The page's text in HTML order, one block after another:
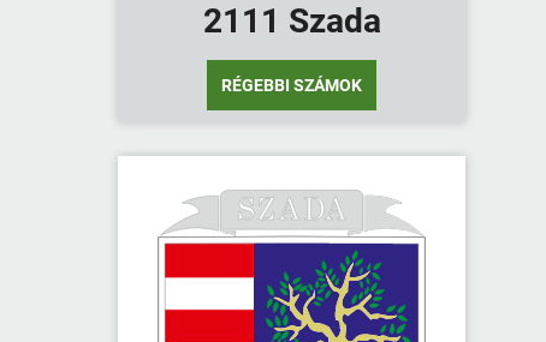
2111 Szada
RÉGEBBI SZÁMOK